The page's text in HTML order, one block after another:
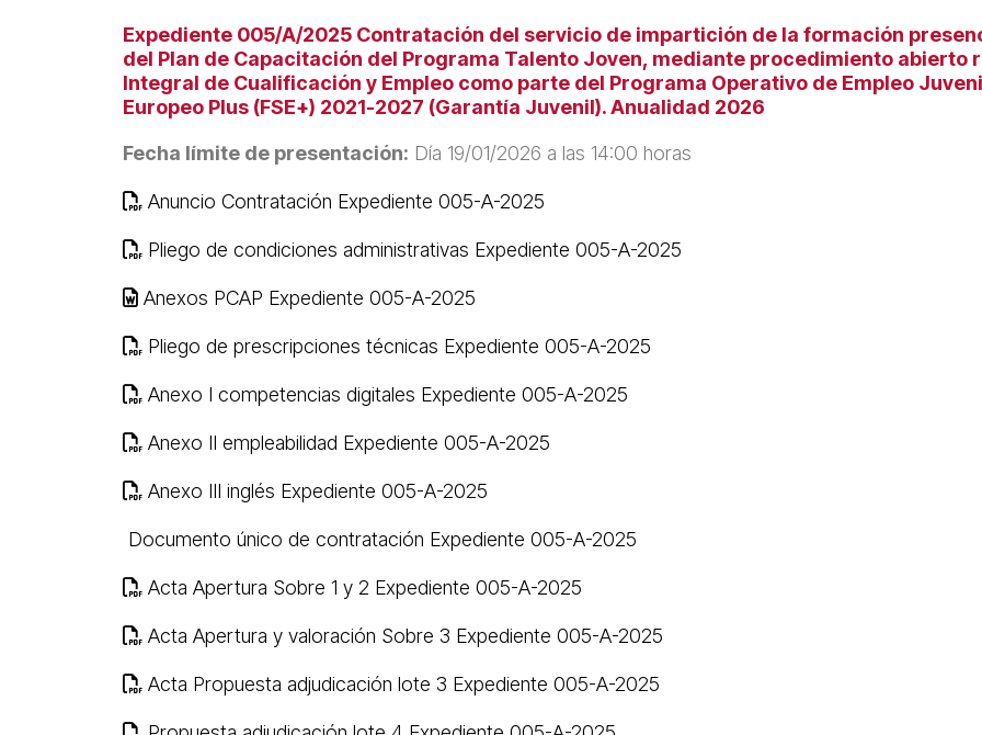
Expediente 005/A/2025 Contratación del servicio de impartición de la formación
del Plan de Capacitación del Programa Talento Joven, mediante procedimiento abierto
Integral de Cualificación y Empleo como parte del Programa Operativo de Empleo
Europeo Plus (FSE+) 2021-2027 (Garantía Juvenil). Anualidad 2026
Fecha límite de presentación: Día 19/01/2026 a las 14:00 horas
Anuncio Contratación Expediente 005-A-2025
Pliego de condiciones administrativas Expediente 005-A-2025
Anexos PCAP Expediente 005-A-2025
Pliego de prescripciones técnicas Expediente 005-A-2025
Anexo I competencias digitales Expediente 005-A-2025
Anexo II empleabilidad Expediente 005-A-2025
Anexo III inglés Expediente 005-A-2025
Documento único de contratación Expediente 005-A-2025
Acta Apertura Sobre 1 y 2 Expediente 005-A-2025
Acta Apertura y valoración Sobre 3 Expediente 005-A-2025
Acta Propuesta adjudicación lote 3 Expediente 005-A-2025